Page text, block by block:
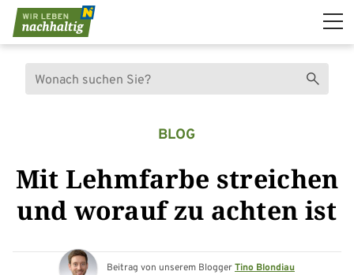
Navigation überspringen
Suche Suchen
BLOG
Mit Lehmfarbe streichen
und worauf zu achten ist
Beitrag von unserem BloggerTino Blondiau